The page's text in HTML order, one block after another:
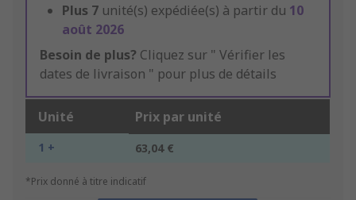
Plus 7 unité(s) expédiée(s) à partir du 10
août 2026
Besoin de plus? Cliquez sur " Vérifier les
dates de livraison " pour plus de détails
Unité Prix par unité
1 + 63,04 €
*Prix donné à titre indicatif